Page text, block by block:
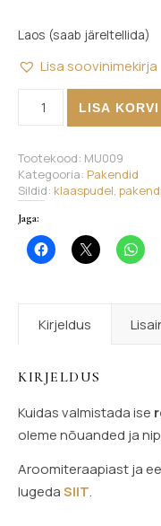
Laos (saab järeltellida)
Lisa soovinimekirja
Roll-on pudel, 10 ml,
LISA KORVI
Tootekood: MU009
Kategooria: Pakendid
Sildid: klaaspudel,
Jaga:
Kirjeldus
KIRJELDUS
Kuidas valmistada ise
oleme nõuanded ja
Aroomiteraapiast ja
lugedaSIIT.